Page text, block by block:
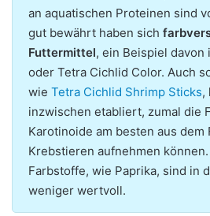
an aquatischen Proteinen sind
gut bewährt haben sich
Futtermittel, ein Beispiel davon
oder Tetra Cichlid Color. Auch
wie Tetra Cichlid Shrimp Sticks,
inzwischen etabliert, zumal die
Karotinoide am besten aus dem
Krebstieren aufnehmen
Farbstoffe, wie Paprika, sind in
weniger wertvoll.